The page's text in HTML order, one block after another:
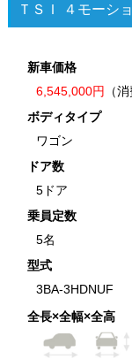
ＴＳＩ ４モーシ
新車価格
6,545,000円
（
ボディタイプ
ワゴン
ドア数
5ドア
乗員定数
5名
型式
3BA-3HDNUF
全長×全幅×全高